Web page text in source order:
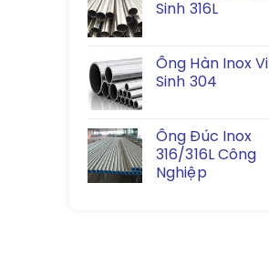
Sinh 316L
Ống Hàn Inox Vi
Sinh 304
Ống Đúc Inox
316/316L Công
Nghiệp